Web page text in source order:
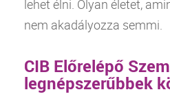
lehet élni. Olyan életet,
nem akadályozza semmi.
CIB Előrelépő
legnépszerűbbek